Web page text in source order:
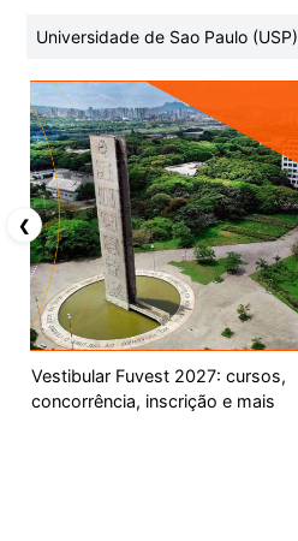
Universidade de Sao Paulo (USP)
Vestibular Fuvest 2027: cursos,
concorrência, inscrição e mais
❮